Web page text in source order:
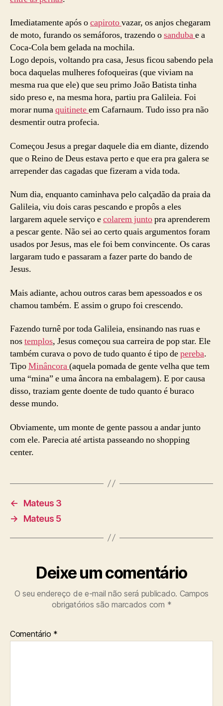
Imediatamente após ocapirotovazar, os anjos chegaram
de moto, furando os semáforos, trazendo osandubae a
Coca-Cola bem gelada na mochila.
Logo depois, voltando pra casa, Jesus ficou sabendo pela
boca daquelas mulheres fofoqueiras (que viviam na
mesma rua que ele) que seu primo João Batista tinha
sido preso e, na mesma hora, partiu pra Galileia. Foi
morar numaquitineteem Cafarnaum. Tudo isso pra não
desmentir outra profecia.
Começou Jesus a pregar daquele dia em diante, dizendo
que o Reino de Deus estava perto e que era pra galera se
arrepender das cagadas que fizeram a vida toda.
Num dia, enquanto caminhava pelo calçadão da praia da
Galileia, viu dois caras pescando e propôs a eles
largarem aquele serviço ecolarem juntopra aprenderem
a pescar gente. Não sei ao certo quais argumentos foram
usados por Jesus, mas ele foi bem convincente. Os caras
largaram tudo e passaram a fazer parte do bando de
Jesus.
Mais adiante, achou outros caras bem apessoados e os
chamou também. E assim o grupo foi crescendo.
Fazendo turnê por toda Galileia, ensinando nas ruas e
nostemplos, Jesus começou sua carreira de pop star. Ele
também curava o povo de tudo quanto é tipo depereba.
TipoMinâncora(aquela pomada de gente velha que tem
uma “mina” e uma âncora na embalagem). E por causa
disso, traziam gente doente de tudo quanto é buraco
desse mundo.
Obviamente, um monte de gente passou a andar junto
com ele. Parecia até artista passeando no shopping
center.
←
Mateus 3
→
Mateus 5
Deixe um comentário
O seu endereço de e-mail não será publicado. Campos
obrigatórios são marcados com *
Comentário *